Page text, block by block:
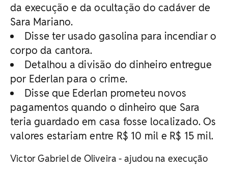
da execução e da ocultação do cadáver de
Sara Mariano.
Disse ter usado gasolina para incendiar o
corpo da cantora.
Detalhou a divisão do dinheiro entregue
por Ederlan para o crime.
Disse que Ederlan prometeu novos
pagamentos quando o dinheiro que Sara
teria guardado em casa fosse localizado. Os
valores estariam entre R$ 10 mil e R$ 15 mil.
Victor Gabriel de Oliveira - ajudou na execução